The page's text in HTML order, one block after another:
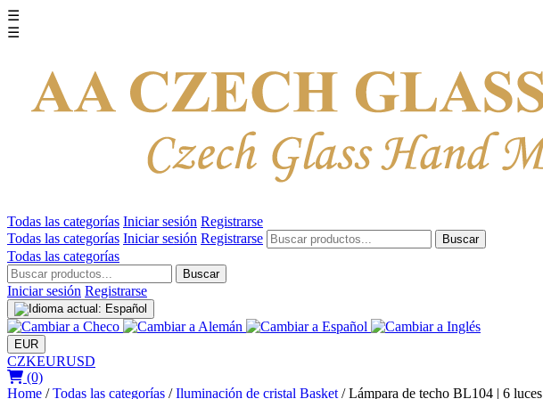
☰
☰
Todas las categorías Iniciar sesión Registrarse
Todas las categorías Iniciar sesión Registrarse Buscar
Todas las categorías
Buscar
Iniciar sesión Registrarse
EUR
CZKEURUSD
(0)
Home / Todas las categorías / Iluminación de cristal Basket / Lámpara de techo BL104 | 6 luces